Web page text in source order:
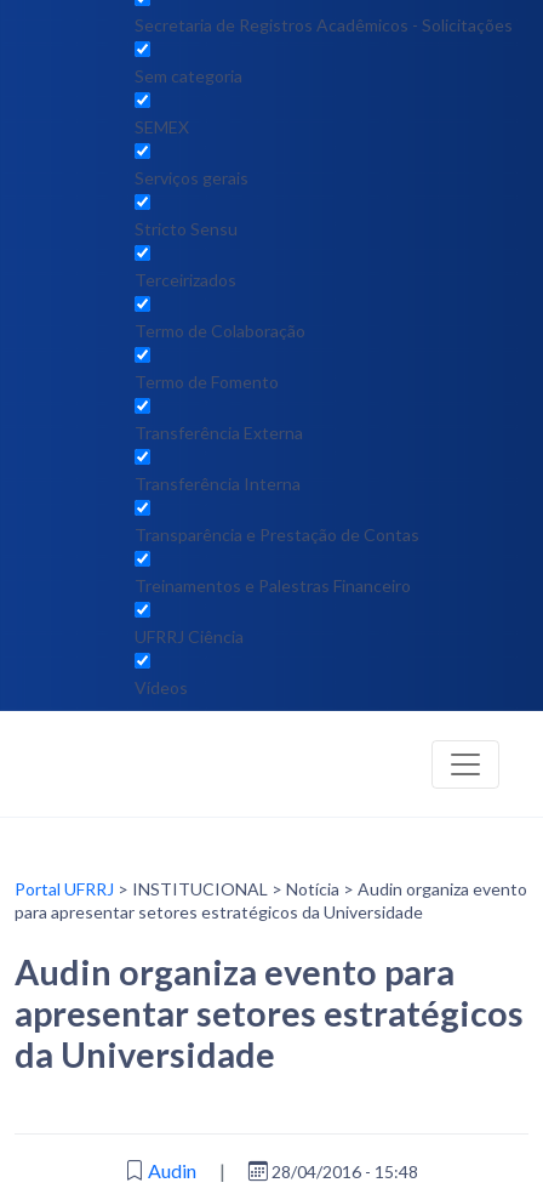
Secretaria de Registros Acadêmicos - Solicitações
Sem categoria
SEMEX
Serviços gerais
Stricto Sensu
Terceirizados
Termo de Colaboração
Termo de Fomento
Transferência Externa
Transferência Interna
Transparência e Prestação de Contas
Treinamentos e Palestras Financeiro
UFRRJ Ciência
Vídeos
Portal UFRRJ > INSTITUCIONAL > Notícia > Audin organiza evento
para apresentar setores estratégicos da Universidade
Audin organiza evento para
apresentar setores estratégicos
da Universidade
Audin | 28/04/2016 - 15:48